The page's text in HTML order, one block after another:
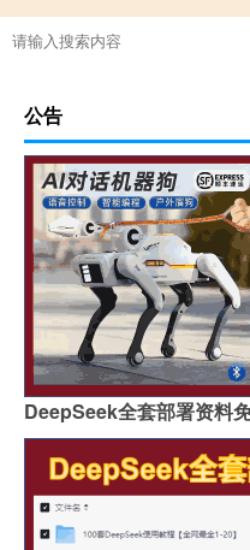
公告
DeepSeek全套部署资料